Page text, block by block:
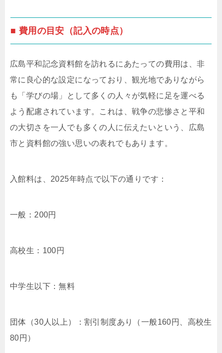
■ 費用の目安（記入の時点）
広島平和記念資料館を訪れるにあたっての費用は、非
常に良心的な設定になっており、観光地でありながら
も「学びの場」として多くの人々が気軽に足を運べる
よう配慮されています。これは、戦争の悲惨さと平和
の大切さを一人でも多くの人に伝えたいという、広島
市と資料館の強い思いの表れでもあります。
入館料は、2025年時点で以下の通りです：
一般：200円
高校生：100円
中学生以下：無料
団体（30人以上）：割引制度あり（一般160円、高校生
80円）